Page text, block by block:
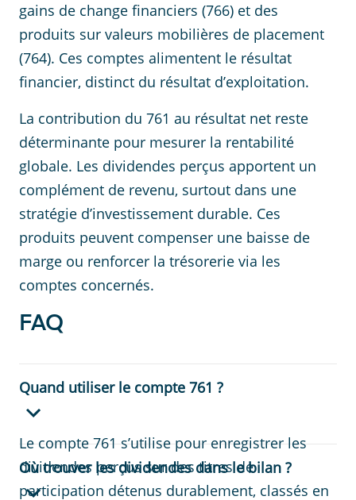
gains de change financiers (766) et des
produits sur valeurs mobilières de placement
(764). Ces comptes alimentent le résultat
financier, distinct du résultat d’exploitation.
La contribution du 761 au résultat net reste
déterminante pour mesurer la rentabilité
globale. Les dividendes perçus apportent un
complément de revenu, surtout dans une
stratégie d’investissement durable. Ces
produits peuvent compenser une baisse de
marge ou renforcer la trésorerie via les
comptes concernés.
FAQ
Quand utiliser le compte 761 ?
Le compte 761 s’utilise pour enregistrer les
dividendes perçus sur des titres de
participation détenus durablement, classés en
Où trouver les dividendes dans le bilan ?